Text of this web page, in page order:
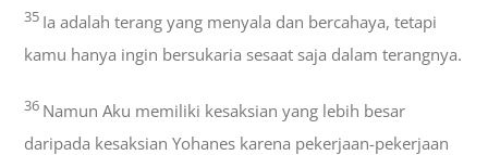
35 Ia adalah terang yang menyala dan bercahaya, tetapi
kamu hanya ingin bersukaria sesaat saja dalam terangnya.
36 Namun Aku memiliki kesaksian yang lebih besar
daripada kesaksian Yohanes karena pekerjaan-pekerjaan